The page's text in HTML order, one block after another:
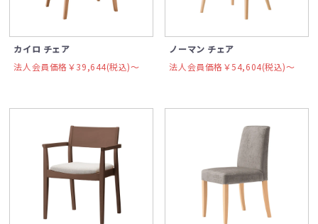
カイロ チェア
法人会員価格￥39,644(税込)〜
ノーマン チェア
法人会員価格￥54,604(税込)〜